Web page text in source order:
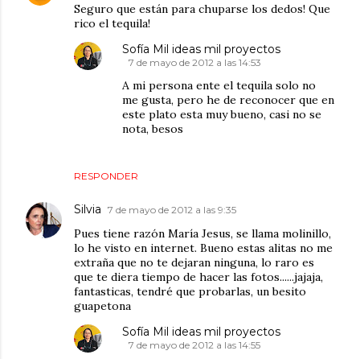
Seguro que están para chuparse los dedos! Que
rico el tequila!
RESPONDER
Sofía Mil ideas mil proyectos
7 de mayo de 2012 a las 14:53
A mi persona ente el tequila solo no
me gusta, pero he de reconocer que en
este plato esta muy bueno, casi no se
nota, besos
Silvia 7 de mayo de 2012 a las 9:35
Pues tiene razón María Jesus, se llama molinillo,
lo he visto en internet. Bueno estas alitas no me
extraña que no te dejaran ninguna, lo raro es
que te diera tiempo de hacer las fotos......jajaja,
fantasticas, tendré que probarlas, un besito
guapetona
Sofía Mil ideas mil proyectos
7 de mayo de 2012 a las 14:55